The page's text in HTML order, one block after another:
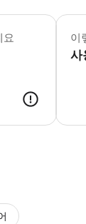
요
* 픽업
이
사